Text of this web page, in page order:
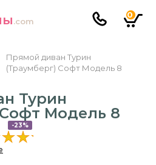
.com
0
Прямой диван Турин
(Траумберг) Софт Модель 8
Турин
Модель 8
-23%